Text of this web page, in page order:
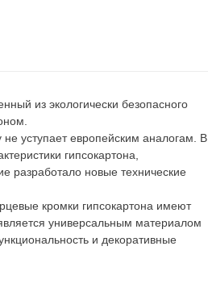
из экологически безопасного
уступает европейским аналогам. В
гипсокартона,
разработало новые технические
кромки гипсокартона имеют
универсальным материалом
и декоративные